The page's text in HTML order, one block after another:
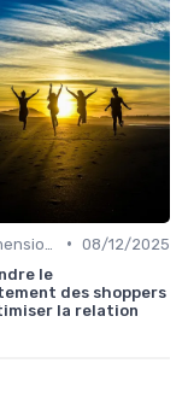
• 08/12/2025
le
des shoppers
la relation